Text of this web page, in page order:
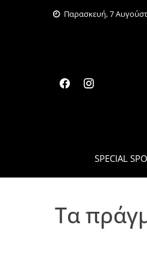
Παρασκευή, 7
SPECIAL
Τα